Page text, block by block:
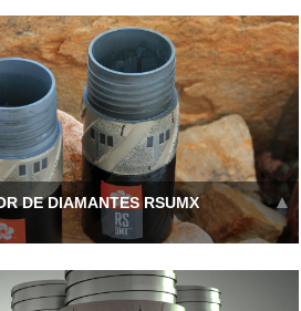
cara de ranura en V tradicionales
DE DIAMANTES RSUMX
medida la vida útil y el